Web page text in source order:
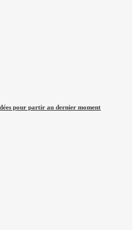
pour partir au dernier moment